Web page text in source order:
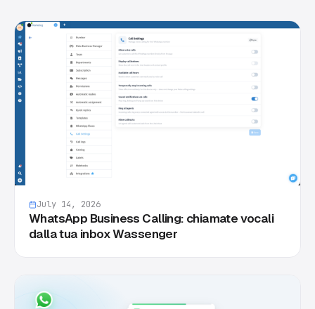
July 14, 2026
WhatsApp Business Calling: chiamate vocali
dalla tua inbox Wassenger